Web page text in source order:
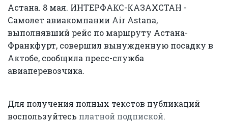
Астана. 8 мая. ИНТЕРФАКС-КАЗАХСТАН -
Самолет авиакомпании Air Astana,
выполнявший рейс по маршруту Астана-
Франкфурт, совершил вынужденную посадку в
Актобе, сообщила пресс-служба
авиаперевозчика.
Для получения полных текстов публикаций
воспользуйтесь платной подпиской.